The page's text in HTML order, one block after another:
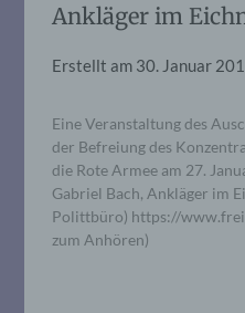
Ankläger im
Erstellt am 30. Januar
Eine Veranstaltung des
der Befreiung des
die Rote Armee am 27.
Gabriel Bach, Ankläger im
Polittbüro) https://
zum Anhören)